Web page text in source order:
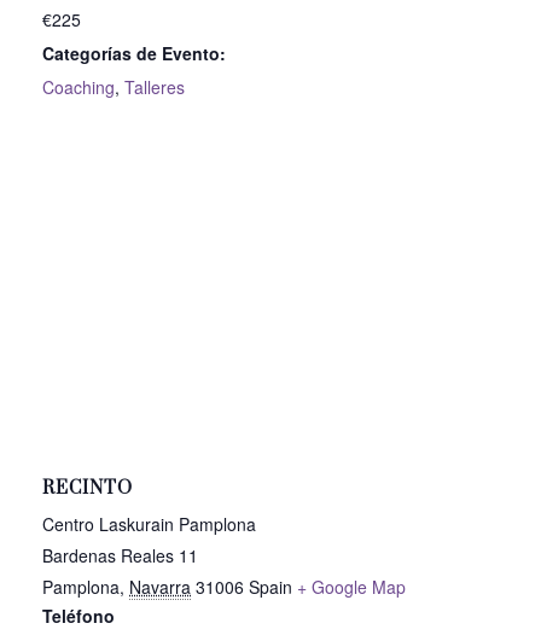
€225
Categorías de Evento:
Coaching, Talleres
RECINTO
Centro Laskurain Pamplona
Bardenas Reales 11
Pamplona, Navarra 31006 Spain + Google Map
Teléfono